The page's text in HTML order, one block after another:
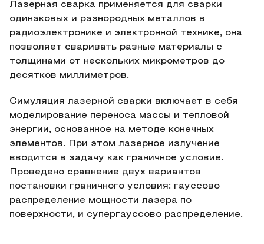
Лазерная сварка применяется для сварки
одинаковых и разнородных металлов в
радиоэлектронике и электронной технике, она
позволяет сваривать разные материалы с
толщинами от нескольких микрометров до
десятков миллиметров.
Симуляция лазерной сварки включает в себя
моделирование переноса массы и тепловой
энергии, основанное на методе конечных
элементов. При этом лазерное излучение
вводится в задачу как граничное условие.
Проведено сравнение двух вариантов
постановки граничного условия: гауссово
распределение мощности лазера по
поверхности, и супергауссово распределение.